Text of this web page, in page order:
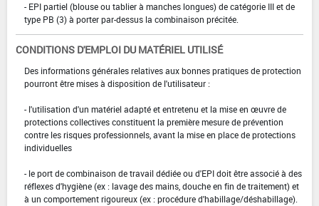
- EPI partiel (blouse ou tablier à manches longues) de catégorie III et de
type PB (3) à porter par-dessus la combinaison précitée.
CONDITIONS D'EMPLOI DU MATÉRIEL UTILISÉ
Des informations générales relatives aux bonnes pratiques de protection
pourront être mises à disposition de l'utilisateur :
- l'utilisation d'un matériel adapté et entretenu et la mise en œuvre de
protections collectives constituent la première mesure de prévention
contre les risques professionnels, avant la mise en place de protections
individuelles
- le port de combinaison de travail dédiée ou d'EPI doit être associé à des
réflexes d'hygiène (ex : lavage des mains, douche en fin de traitement) et
à un comportement rigoureux (ex : procédure d'habillage/déshabillage).